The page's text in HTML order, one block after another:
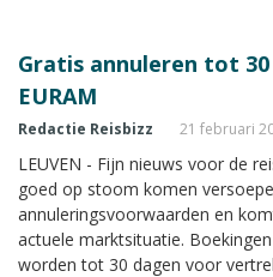
Gratis annuleren tot
EURAM
Redactie Reisbizz 21 februari
LEUVEN - Fijn nieuws voor de
goed op stoom komen
annuleringsvoorwaarden en
actuele marktsituatie.
worden tot 30 dagen voor